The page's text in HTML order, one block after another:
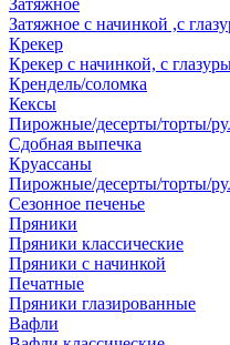
Затяжное
Затяжное с начинкой ,с
Крекер
Крекер с начинкой, с
Крендель/соломка
Кексы
Пирожные/десерты/торты/
Сдобная выпечка
Круассаны
Пирожные/десерты/торты/
Сезонное печенье
Пряники
Пряники классические
Пряники с начинкой
Печатные
Пряники глазированные
Вафли